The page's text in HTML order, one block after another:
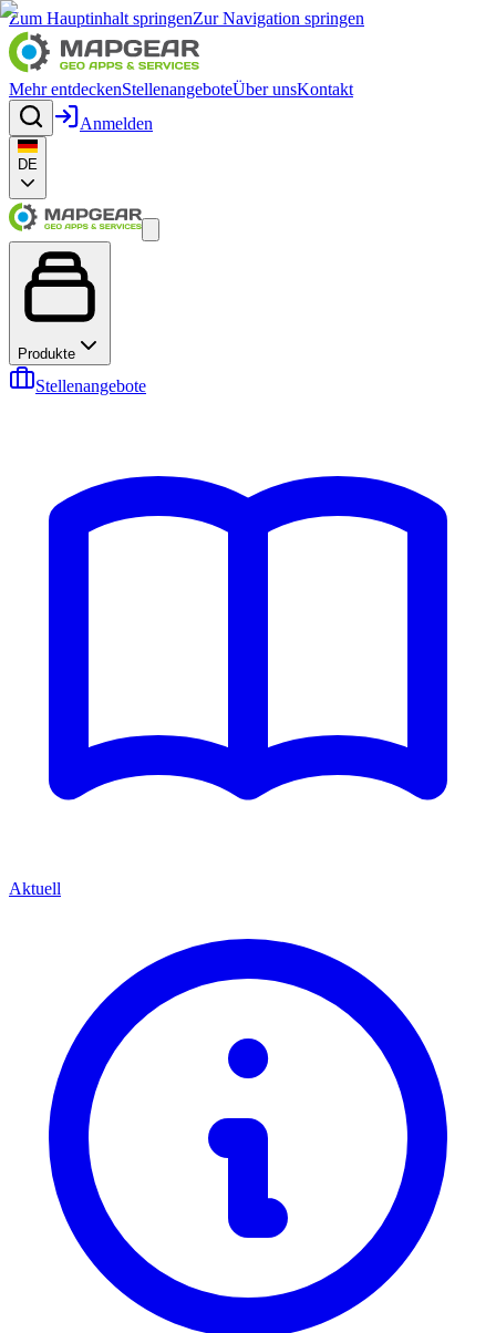
Zum Hauptinhalt springenZur Navigation springen
Mehr entdeckenStellenangeboteÜber unsKontakt
Anmelden
DE
Produkte
Stellenangebote
Aktuell